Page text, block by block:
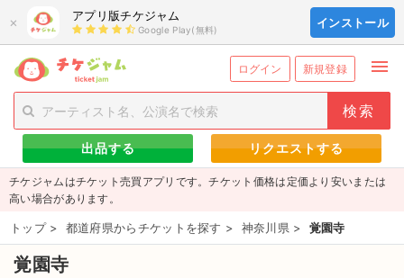
× アプリ版チケジャム
Google Play(無料) インストール
ログイン 新規登録 menu
person_add 新規会員登録 exit_to_app ログイン
チケットを探す
新着チケット
値下げしたチケット
都道府県からチケットを探す
もうすぐ開催のチケット
出品する リクエストする
チケジャムはチケット売買アプリです。チケット価格は定価より安いまたは
高い場合があります。
トップ > 都道府県からチケットを探す > 神奈川県 > 覚園寺
覚園寺